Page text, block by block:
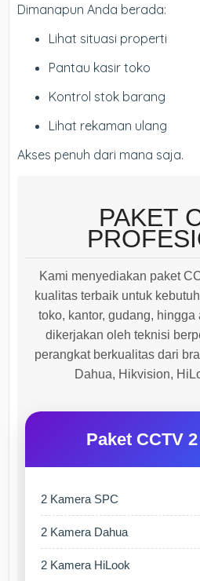
Dimanapun Anda berada:
Lihat situasi properti
Pantau kasir toko
Kontrol stok barang
Lihat rekaman ulang
Akses penuh dari mana saja.
PAKET
Kami menyediakan paket
kualitas terbaik untuk
toko, kantor, gudang,
dikerjakan oleh teknisi
perangkat berkualitas dari
Dahua, Hikvision,
Paket CCTV
2 Kamera SPC
2 Kamera Dahua
2 Kamera HiLook